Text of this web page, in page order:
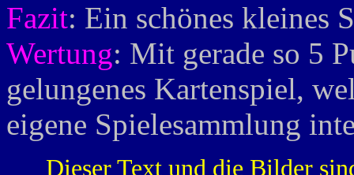
Fazit: Ein schönes kleines
Wertung: Mit gerade so 5
gelungenes Kartenspiel,
eigene Spielesammlung
Dieser Text und die Bilder